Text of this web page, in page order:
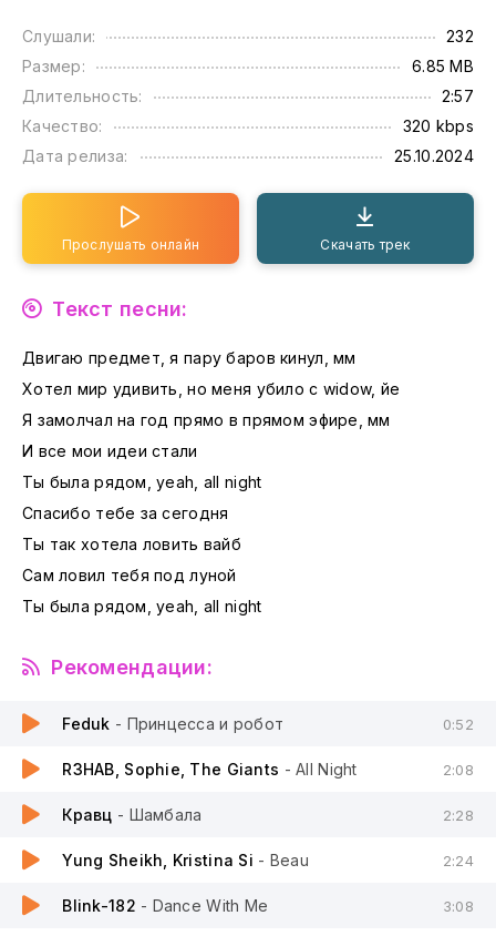
Слушали:
232
Размер:
6.85 MB
Длительность:
2:57
Качество:
320 kbps
Дата релиза:
25.10.2024
Прослушать онлайн Скачать трек
Текст песни:
Двигаю предмет, я пару баров кинул, мм
Хотел мир удивить, но меня убило с widow, йе
Я замолчал на год прямо в прямом эфире, мм
И все мои идеи стали
Ты была рядом, yeah, all night
Спасибо тебе за сегодня
Ты так хотела ловить вайб
Сам ловил тебя под луной
Ты была рядом, yeah, all night
Рекомендации:
Feduk - Принцесса и робот 0:52
R3HAB, Sophie, The Giants - All Night 2:08
Кравц - Шамбала 2:28
Yung Sheikh, Kristina Si - Beau 2:24
Blink-182 - Dance With Me 3:08